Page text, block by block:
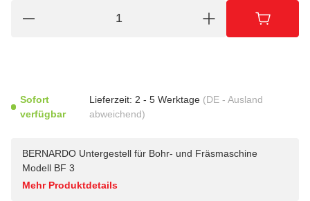
Sofort
verfügbar
Lieferzeit: 2 - 5 Werktage (DE - Ausland
abweichend)
BERNARDO Untergestell für Bohr- und Fräsmaschine
Modell BF 3
Mehr Produktdetails